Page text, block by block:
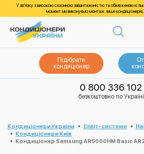
У зв’язку з високою сезонною завантаженістю та обмеженою
момент ми виконуємо монтаж лише кондиціонерів,
Підібрати
кондиціонер
0 800 336 102
безкоштовно по Україні
Кондиціонери України Спліт-системи
Кондиціонери Київ
Кондиціонер Samsung AR5000HM Basic